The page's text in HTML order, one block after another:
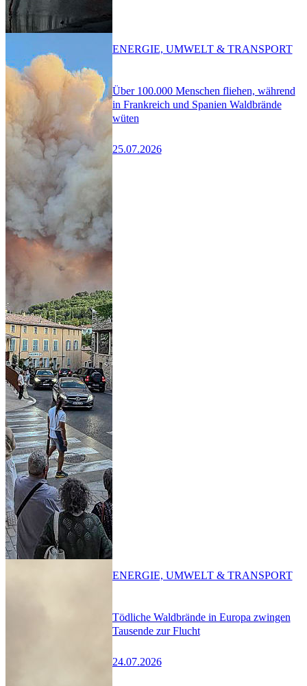
Über 100.000 Menschen fliehen, während
in Frankreich und Spanien Waldbrände
wüten
25.07.2026
ENERGIE, UMWELT & TRANSPORT
Tödliche Waldbrände in Europa zwingen
Tausende zur Flucht
24.07.2026
ENERGIE, UMWELT & TRANSPORT